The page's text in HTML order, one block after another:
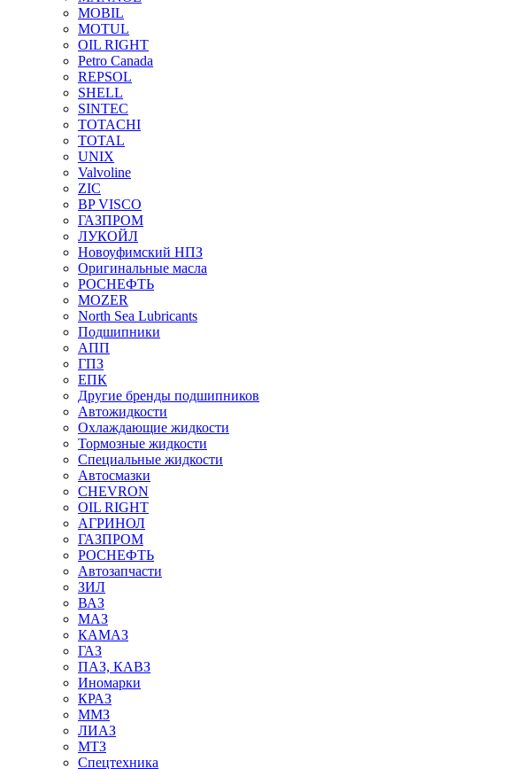
MOBIL
MOTUL
OIL RIGHT
Petro Canada
REPSOL
SHELL
SINTEC
TOTACHI
TOTAL
UNIX
Valvoline
ZIC
BP VISCO
ГАЗПРОМ
ЛУКОЙЛ
Новоуфимский НПЗ
Оригинальные масла
РОСНЕФТЬ
MOZER
North Sea Lubricants
Подшипники
АПП
ГПЗ
ЕПК
Другие бренды подшипников
Автожидкости
Охлаждающие жидкости
Тормозные жидкости
Специальные жидкости
Автосмазки
CHEVRON
OIL RIGHT
АГРИНОЛ
ГАЗПРОМ
РОСНЕФТЬ
Автозапчасти
ЗИЛ
ВАЗ
МАЗ
КАМАЗ
ГАЗ
ПАЗ, КАВЗ
Иномарки
КРАЗ
ММЗ
ЛИАЗ
МТЗ
Спецтехника